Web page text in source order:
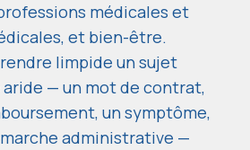
médicales et
et bien-être.
limpide un sujet
— un mot de contrat,
un symptôme,
administrative —